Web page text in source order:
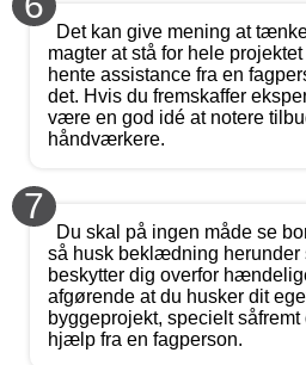
Det kan give mening at
magter at stå for hele
hente assistance fra en
det. Hvis du fremskaffer
være en god idé at notere
håndværkere.
7
Du skal på ingen måde se
så husk beklædning herunder
beskytter dig overfor
afgørende at du husker dit
byggeprojekt, specielt
hjælp fra en fagperson.